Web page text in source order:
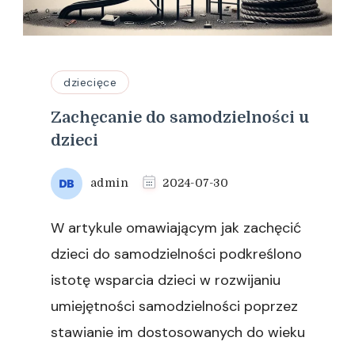
dziecięce
Zachęcanie do samodzielności u
dzieci
admin 2024-07-30
W artykule omawiającym jak zachęcić
dzieci do samodzielności podkreślono
istotę wsparcia dzieci w rozwijaniu
umiejętności samodzielności poprzez
stawianie im dostosowanych do wieku